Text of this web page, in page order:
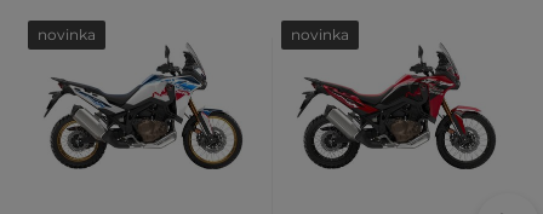
novinka novinka